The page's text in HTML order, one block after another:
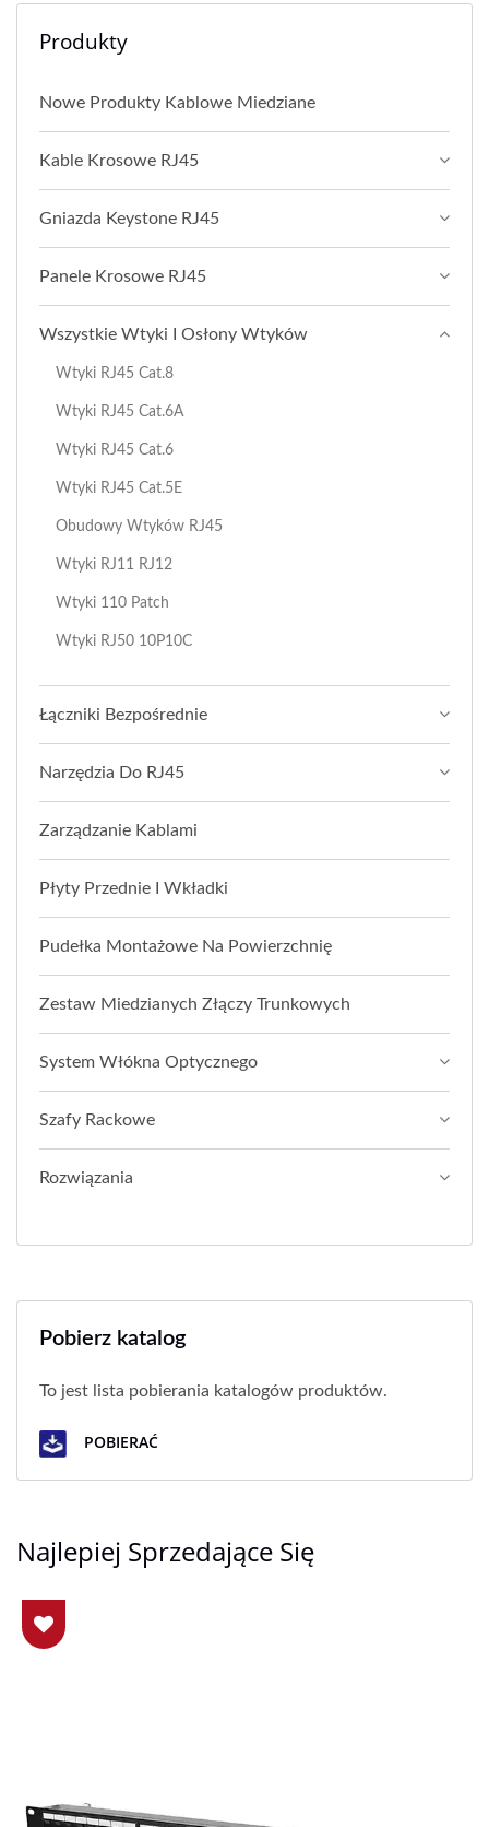
Produkty
Nowe Produkty Kablowe Miedziane
Kable Krosowe RJ45
Gniazda Keystone RJ45
Panele Krosowe RJ45
Wszystkie Wtyki I Osłony Wtyków
Wtyki RJ45 Cat.8
Wtyki RJ45 Cat.6A
Wtyki RJ45 Cat.6
Wtyki RJ45 Cat.5E
Obudowy Wtyków RJ45
Wtyki RJ11 RJ12
Wtyki 110 Patch
Wtyki RJ50 10P10C
Łączniki Bezpośrednie
Narzędzia Do RJ45
Zarządzanie Kablami
Płyty Przednie I Wkładki
Pudełka Montażowe Na Powierzchnię
Zestaw Miedzianych Złączy Trunkowych
System Włókna Optycznego
Szafy Rackowe
Rozwiązania
Pobierz katalog
To jest lista pobierania katalogów produktów.
POBIERAĆ
Najlepiej Sprzedające Się